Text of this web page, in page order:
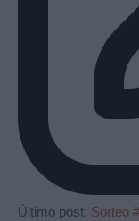
Último post: Sorteo